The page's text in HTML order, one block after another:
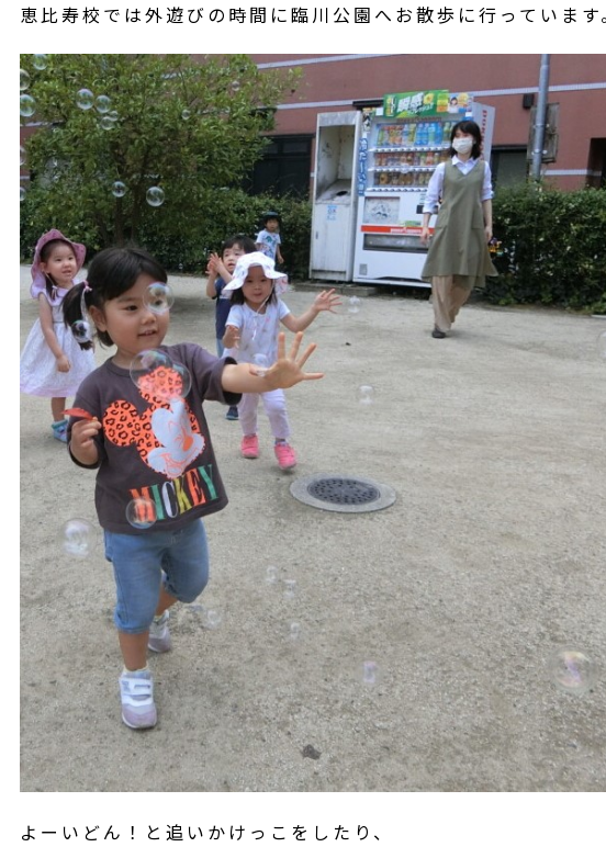
恵比寿校では外遊びの時間に臨川公園へお散歩に行っています
よーいどん！と追いかけっこをしたり、